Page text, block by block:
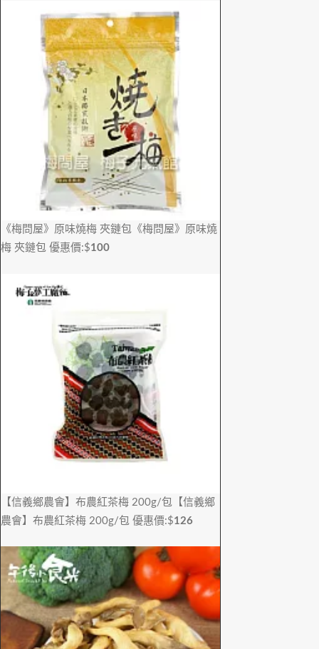
《梅問屋》原味燒梅 夾鏈包 《梅問屋》原味燒
梅 夾鏈包 優惠價:$100
【信義鄉農會】布農紅茶梅 200g/包 【信義鄉
農會】布農紅茶梅 200g/包 優惠價:$126